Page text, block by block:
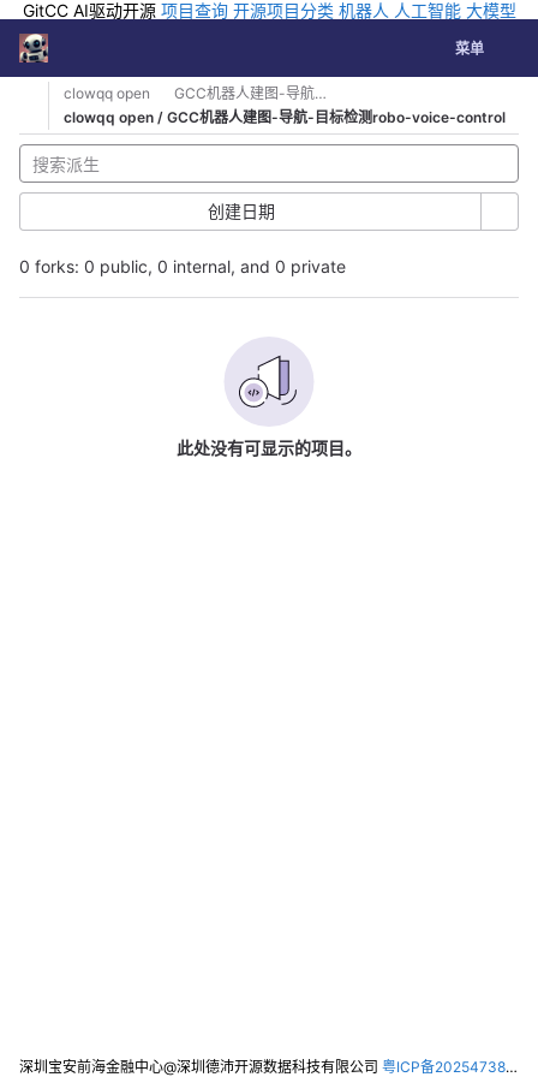
GitCC AI驱动开源 项目查询 开源项目分类 机器人 人工智能 大模型
排行
Skip to content
GitLab 切换导航
菜单
clowqq open
GCC机器人建图-导航-目标检测robo-voice-control
clowqq open / GCC机器人建图-导航-目标检测robo-voice-control
0 forks: 0 public, 0 internal, and 0 private
创建日期
此处没有可显示的项目。
深圳宝安前海金融中心@深圳德沛开源数据科技有限公司 粤ICP备2025473821号-2